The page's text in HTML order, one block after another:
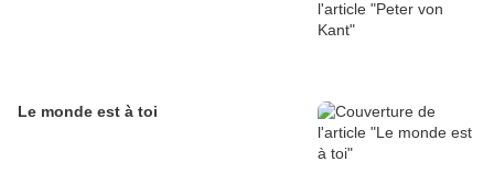
Le monde est à toi